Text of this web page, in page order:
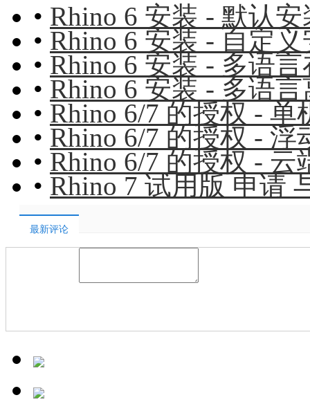
• Rhino 6 安装 - 默认安
• Rhino 6 安装 - 自定
• Rhino 6 安装 - 多语
• Rhino 6 安装 - 多语
• Rhino 6/7 的授权 - 单
• Rhino 6/7 的授权 - 浮
• Rhino 6/7 的授权 - 云
• Rhino 7 试用版 申请
最新评论